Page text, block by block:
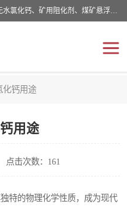
山东贝格曼化工有限公司主营：氯化镁、无水氯化钙、矿用阻化剂、煤矿悬浮剂、道路抑尘剂、氢氧化镁，防灭火剂等，公司位于山东省潍坊市滨海经济开发区,是专业从事对各种精细化工集研究、开发、制造于一体的现代化大型跨境化工企业，公司本着诚信经营、给每一位客户提供专业服务。
化钙用途
用途
点击次数：161
特的物理化学性质，成为现代
氯化钙
抑尘剂